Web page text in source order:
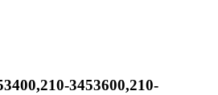
3453600,210-